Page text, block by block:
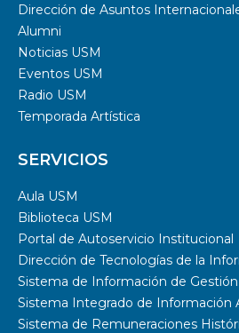
Dirección de Asuntos
Alumni
Noticias USM
Eventos USM
Radio USM
Temporada Artística
SERVICIOS
Aula USM
Biblioteca USM
Portal de Autoservicio Institucional
Dirección de Tecnologías de la
Sistema de Información de
Sistema Integrado de Información
Sistema de Remuneraciones